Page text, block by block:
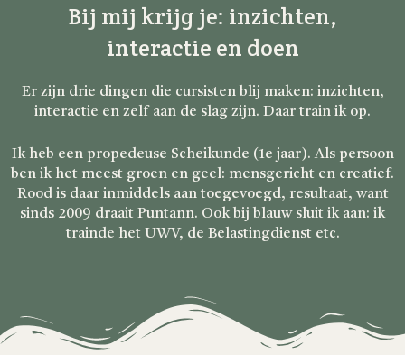
Bij mij krijg je: inzichten,
interactie en doen
Er zijn drie dingen die cursisten blij maken: inzichten,
interactie en zelf aan de slag zijn. Daar train ik op.
Ik heb een propedeuse Scheikunde (1e jaar). Als persoon
ben ik het meest groen en geel: mensgericht en creatief.
Rood is daar inmiddels aan toegevoegd, resultaat, want
sinds 2009 draait Puntann. Ook bij blauw sluit ik aan: ik
trainde het UWV, de Belastingdienst etc.